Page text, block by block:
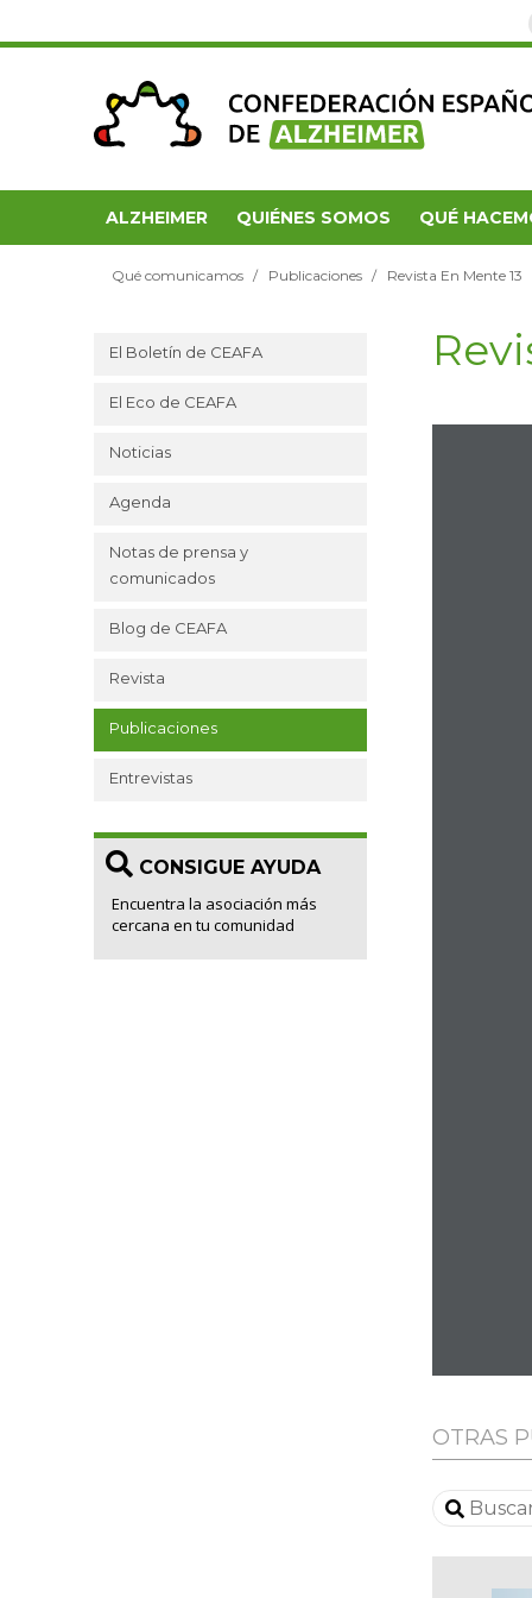
ALZHEIMER QUIÉNES SOMOS QUÉ
Qué comunicamos Publicaciones Revista En Mente 13
El Boletín de CEAFA
El Eco de CEAFA
Noticias
Agenda
Notas de prensa y
comunicados
Blog de CEAFA
Revista
Publicaciones
Entrevistas
CONSIGUE AYUDA
Encuentra la asociación más
cercana en tu comunidad
OTRAS